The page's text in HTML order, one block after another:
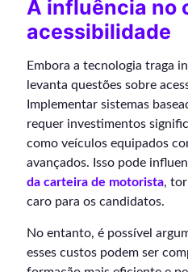
A influência no
acessibilidade
Embora a tecnologia traga
levanta questões sobre
Implementar sistemas
requer investimentos
como veículos equipados
avançados. Isso pode
da carteira de motorista,
caro para os candidatos.
No entanto, é possível
esses custos podem ser